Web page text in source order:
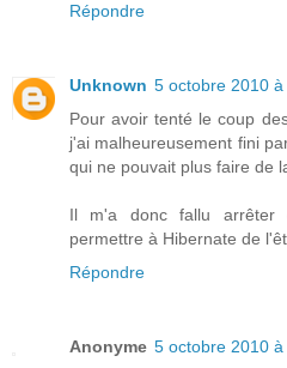
Répondre
Unknown 5 octobre 2010 à
Pour avoir tenté le coup
j'ai malheureusement fini
qui ne pouvait plus faire de
Il m'a donc fallu arrêter
permettre à Hibernate de
Répondre
Anonyme 5 octobre 2010 à